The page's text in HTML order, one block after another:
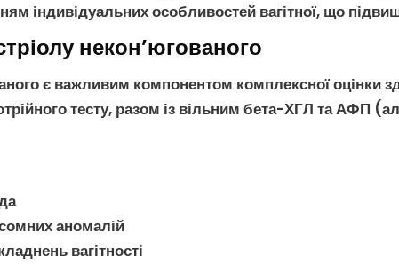
індивідуальних особливостей вагітної, що
некон’югованого
є важливим компонентом комплексної оцінки
тесту, разом із вільним бета-ХГЛ таАФП
аномалій
вагітності